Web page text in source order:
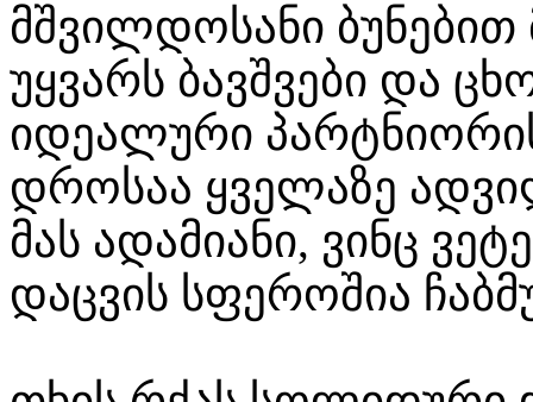
მშვილდოსანი
უყვარს ბავშვები და
იდეალური
დროსაა ყველაზე
მას ადამიანი, ვინც
დაცვის სფეროშია